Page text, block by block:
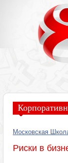
Московская
Риски в